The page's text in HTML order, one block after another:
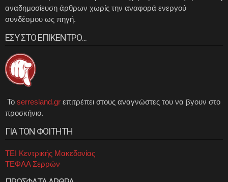
αναδημοσίευση άρθρων χωρίς την αναφορά ενεργού
συνδέσμου ως πηγή.
ΕΣΥ ΣΤΟ ΕΠΙΚΕΝΤΡΟ...
Το serresland.gr επιτρέπει στους αναγνώστες του να βγουν στο
προσκήνιο.
ΓΙΑ ΤΟΝ ΦΟΙΤΗΤΗ
ΤΕΙ Κεντρικής Μακεδονίας
ΤΕΦΑΑ Σερρών